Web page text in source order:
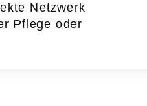
Netzwerk
Pflege oder